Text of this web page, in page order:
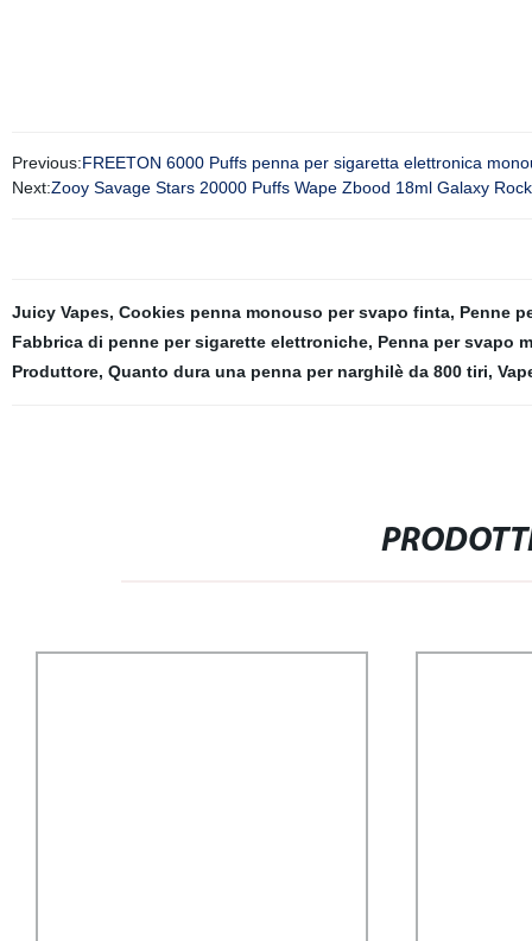
Previous:FREETON 6000 Puffs penna per sigaretta elettronica
Next:Zooy Savage Stars 20000 Puffs Wape Zbood 18ml Galaxy
Juicy Vapes, Cookies penna monouso per svapo finta, Penne
Fabbrica di penne per sigarette elettroniche, Penna per svapo
Produttore, Quanto dura una penna per narghilè da 800 tiri,